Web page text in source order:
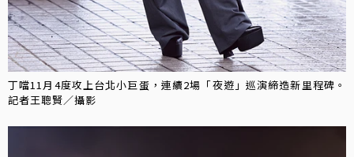
丁噹11月4度攻上台北小巨蛋，連續2場「夜遊」巡演締造新里程碑。
記者王聰賢／攝影